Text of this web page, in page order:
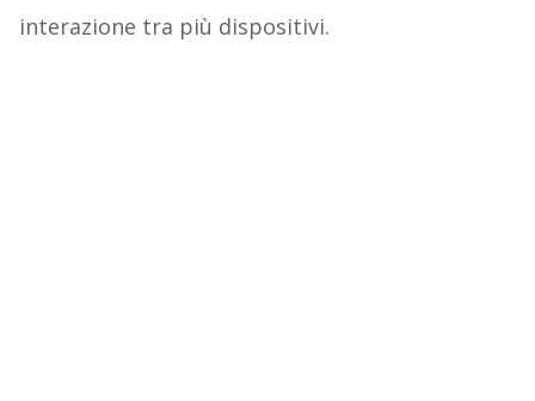
interazione tra più dispositivi.